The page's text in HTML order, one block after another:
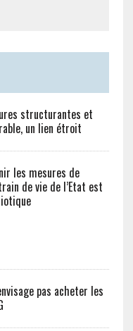
structurantes et
un lien étroit
les mesures de
de vie de l’Etat est
pas acheter les